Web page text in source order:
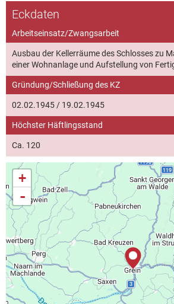
Eckdaten
Arbeitseinsatz/Zwangsarbeit
Ausbau der Kellerräume des Schlosses zu
einer Wohnanlage und Aufstellung von
Gründung/Schließung des KZ
02.02.1945 / 19.02.1945
Höchster Häftlingsstand
Ca. 120
+
-